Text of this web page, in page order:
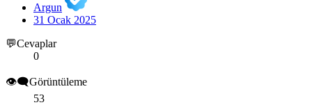
Argun
31 Ocak 2025
💬Cevaplar
0
👁️‍🗨️Görüntüleme
53